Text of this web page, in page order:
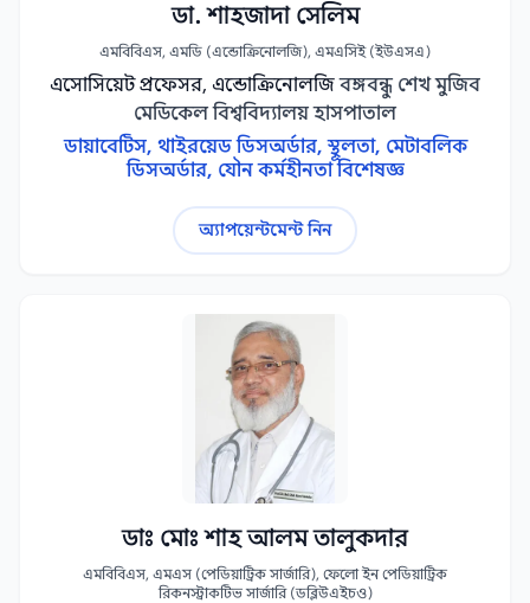
ডা. শাহজাদা সেলিম
এমবিবিএস, এমডি (এন্ডোক্রিনোলজি), এমএসিই (ইউএসএ)
এসোসিয়েট প্রফেসর, এন্ডোক্রিনোলজি বঙ্গবন্ধু শেখ মুজিব
মেডিকেল বিশ্ববিদ্যালয় হাসপাতাল
ডায়াবেটিস, থাইরয়েড ডিসঅর্ডার, স্থূলতা, মেটাবলিক
ডিসঅর্ডার, যৌন কর্মহীনতা বিশেষজ্ঞ
অ্যাপয়েন্টমেন্ট নিন
ডাঃ মোঃ শাহ আলম তালুকদার
এমবিবিএস, এমএস (পেডিয়াট্রিক সার্জারি), ফেলো ইন পেডিয়াট্রিক
রিকনস্ট্রাকটিভ সার্জারি (ডব্লিউএইচও)